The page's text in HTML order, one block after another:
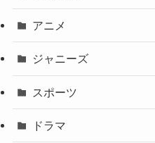
アニメ
ジャニーズ
スポーツ
ドラマ